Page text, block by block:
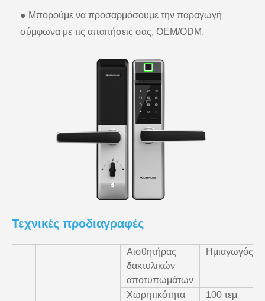
● Μπορούμε να προσαρμόσουμε την παραγωγή
σύμφωνα με τις απαιτήσεις σας, OEM/ODM.
Τεχνικές προδιαγραφές
Αισθητήρας
δακτυλικών
αποτυπωμάτων
Ημιαγωγός
Χωρητικότητα 100 τεμ